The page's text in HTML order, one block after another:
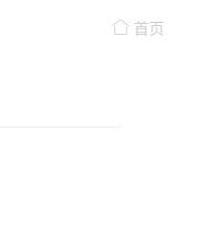
首页